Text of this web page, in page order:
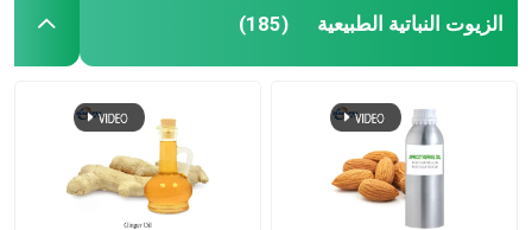
الزيوت النباتية الطبيعية (185)